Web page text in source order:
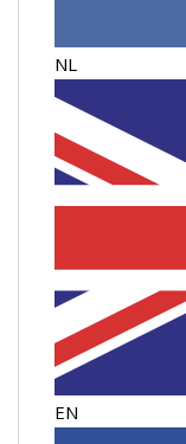
NL
EN